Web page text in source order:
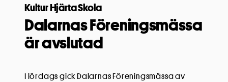
Kultur Hjärta Skola
Dalarnas Föreningsmässa
är avslutad
I lördags gick Dalarnas Föreningsmässa av